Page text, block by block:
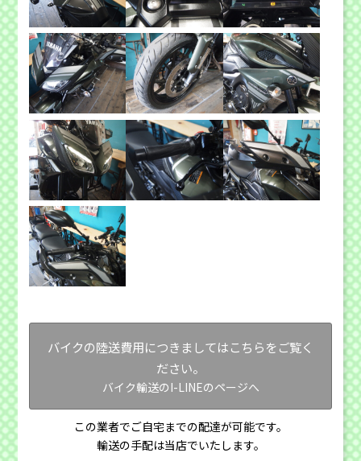
バイクの陸送費用につきましてはこちらをご覧く
ださい。
バイク輸送のI-LINEのページへ
この業者でご自宅までの配達が可能です。
輸送の手配は当店でいたします。